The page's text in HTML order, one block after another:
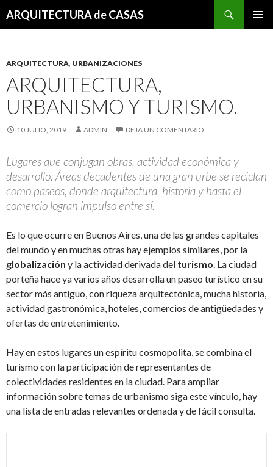
ARQUITECTURA de CASAS
ARQUITECTURA, URBANIZACIONES
ARQUITECTURA,
URBANISMO Y TURISMO.
10 JULIO, 2019 ADMIN DEJA UN COMENTARIO
Lugares que conjugan obras, actividad económica y
desarrollo. Áreas decadentes de una gran urbe se reciclan
como paseos, donde arquitectura, historia y hasta el
comercio logran impulso entre sí.
Es lo que ocurre en Buenos Aires, una de las grandes capitales
del mundo y en muchas otras hay ejemplos similares, por la
globalización y la actividad derivada del turismo. La ciudad
porteña hace ya varios años desarrolla un paseo turístico en su
sector más antiguo, con riqueza arquitectónica, mucha historia,
actividad gastronómica, hoteles, comercios de antigüedades y
ofertas de entretenimiento.
Hay en estos lugares unespíritu cosmopolita, se combina el
turismo con la participación de representantes de
colectividades residentes en la ciudad. Para ampliar
información sobre temas deurbanismo siga este vínculo, hay
una lista de entradas relevantes ordenada y de fácil consulta.